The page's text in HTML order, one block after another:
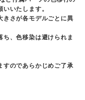
いたします。
きさが各モデルごとに異
、色移染は避けられま
のであらかじめご了承